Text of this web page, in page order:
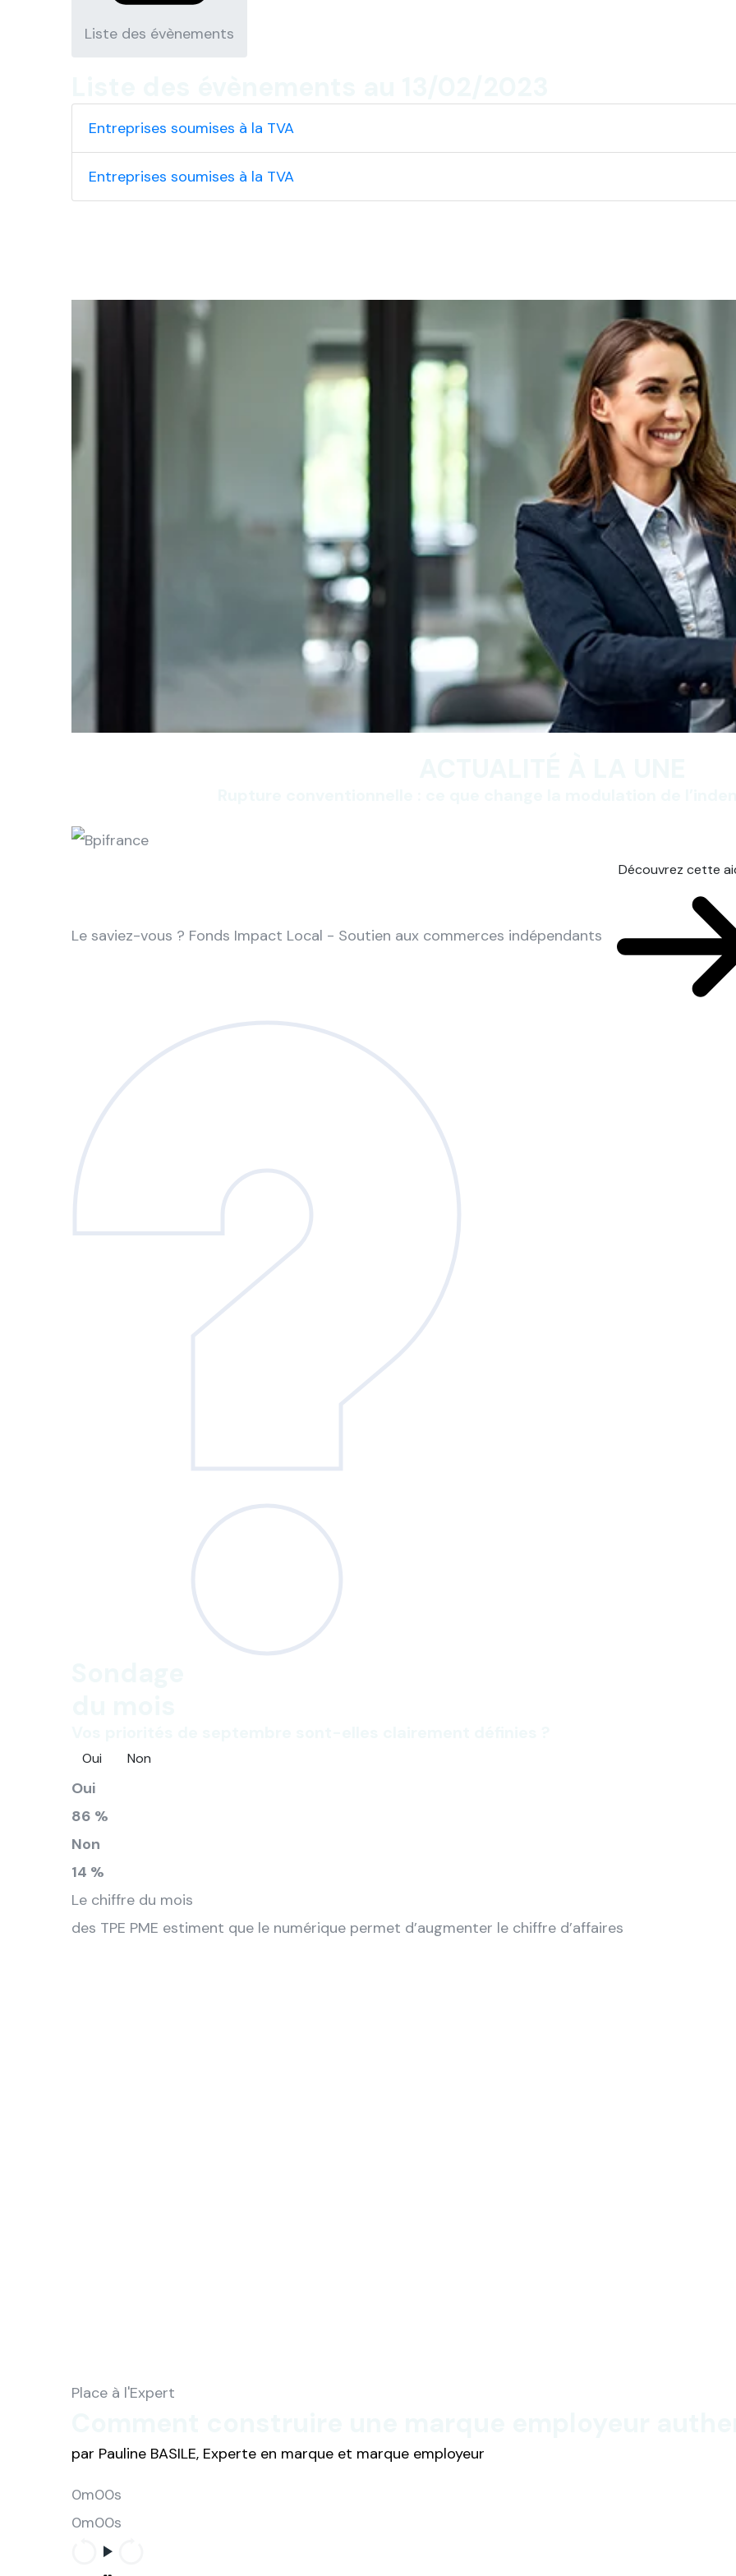
Liste des évènements
Entreprises soumises à la TVA
Entreprises soumises à la TVA
Le saviez-vous ? Fonds Impact Local - Soutien aux commerces indépendants
Découvrez cette
Oui Non
Oui
86 %
Non
14 %
Le chiffre du mois
des TPE PME estiment que le numérique permet d’augmenter le chiffre d’affaires
Place à l'Expert
par Pauline BASILE, Experte en marque et marque employeur
0m00s
0m00s